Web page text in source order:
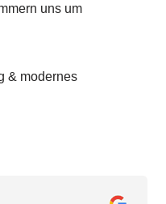
uns um
& modernes